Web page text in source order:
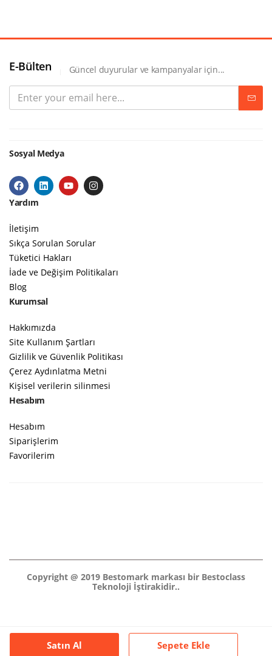
Satın Al Sepete Ekle
E-Bülten Güncel duyurular ve kampanyalar için...
Sosyal Medya
Yardım
İletişim
Sıkça Sorulan Sorular
Tüketici Hakları
İade ve Değişim Politikaları
Blog
Kurumsal
Hakkımızda
Site Kullanım Şartları
Gizlilik ve Güvenlik Politikası
Çerez Aydınlatma Metni
Kişisel verilerin silinmesi
Hesabım
Hesabım
Siparişlerim
Favorilerim
Copyright @ 2019 Bestomark markası bir Bestoclass
Teknoloji İştirakidir..